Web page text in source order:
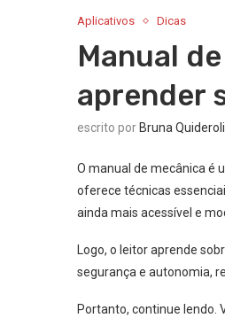
Aplicativos Dicas
Manual
aprender
escrito por Bruna
O manual de mecânica é
oferece técnicas
ainda mais acessível e
Logo, o leitor aprende
segurança e autonomia,
Portanto, continue lendo.